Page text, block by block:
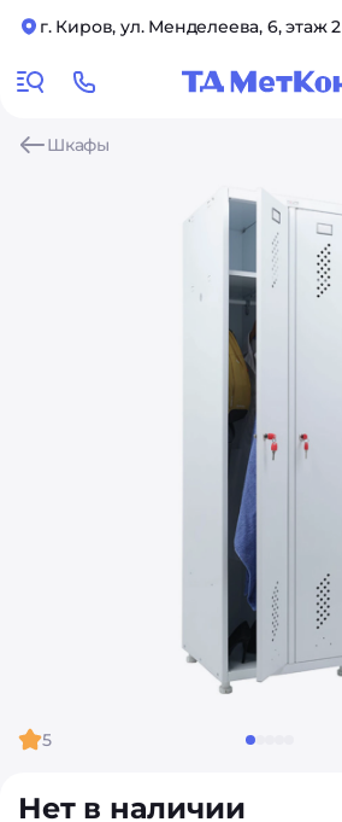
г. Киров, ул. Менделеева, 6, этаж 2
Шкафы
5
Нет в наличии